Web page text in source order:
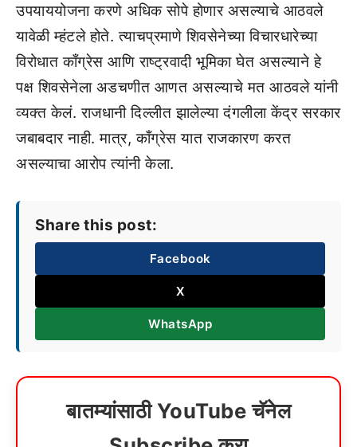
उपयाययोजना करणे अधिक सोपे होणार असल्याचे आठवले
यावेळी म्हंटले होते. त्याचप्रमाणे शिवसेनेच्या विचारधारेच्या
विरोधात काँग्रेस आणि राष्ट्रवादी भूमिका घेत असल्याने हे
पक्ष शिवसेनेला अडचणीत आणत असल्याचे मत आठवले यांनी
व्यक्त केलं. राजधानी दिल्लीत झालेल्या दंगलीला केंद्र सरकार
जबाबदार नाही. मात्र, काँग्रेस यात राजकारण करत
असल्याचा आरोप त्यांनी केला.
Share this post:
Facebook
X
WhatsApp
बातम्यांसाठी YouTube चॅनेल